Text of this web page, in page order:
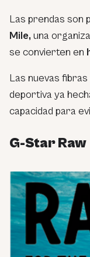
Las prendas son
Mile, una
se convierten en
Las nuevas
deportiva ya
capacidad para
G-Star Raw